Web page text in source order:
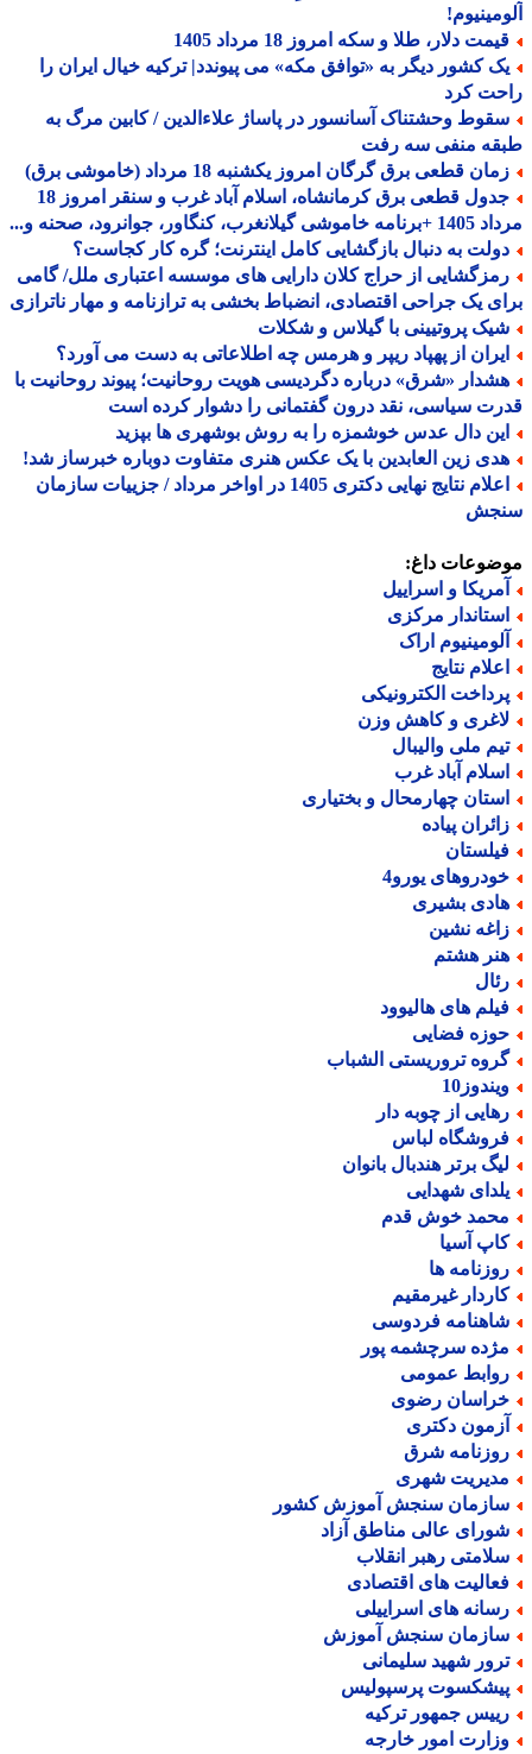
دلار، طلا و سکه امروز 18 مرداد 1405
کشور دیگر به «توافق مکه» می پیوندد| ترکیه خیال ایران را
کرد
وحشتناک آسانسور در پاساژ علاءالدین / کابین مرگ به
منفی سه رفت
قطعی برق گرگان امروز یکشنبه 18 مرداد (خاموشی برق)
جدول قطعی برق کرمانشاه، اسلام آباد غرب و سنقر امروز 18
کنگاور، جوانرود، صحنه و...
به دنبال بازگشایی کامل اینترنت؛ گره کار کجاست؟
از حراج کلان دارایی های موسسه اعتباری ملل/ گامی
یک جراحی اقتصادی، انضباط بخشی به ترازنامه و مهار ناترازی
پروتیینی با گیلاس و شکلات
از پهپاد ریپر و هرمس چه اطلاعاتی به دست می آورد؟
«شرق» درباره دگردیسی هویت روحانیت؛ پیوند روحانیت با
سیاسی، نقد درون گفتمانی را دشوار کرده است
دال عدس خوشمزه را به روش بوشهری ها بپزید
زین العابدین با یک عکس هنری متفاوت دوباره خبرساز شد!
اعلام نتایج نهایی دکتری 1405 در اواخر مرداد / جزییات سازمان
داغ:
و اسراییل
مرکزی
اراک
نتایج
الکترونیکی
و کاهش وزن
ملی والیبال
آباد غرب
چهارمحال و بختیاری
پیاده
یورو4
بشیری
نشین
هشتم
های هالیوود
فضایی
تروریستی الشباب
از چوبه دار
لباس
برتر هندبال بانوان
شهدایی
خوش قدم
آسیا
ها
غیرمقیم
فردوسی
سرچشمه پور
عمومی
رضوی
دکتری
شرق
شهری
سنجش آموزش کشور
عالی مناطق آزاد
رهبر انقلاب
های اقتصادی
های اسراییلی
سنجش آموزش
شهید سلیمانی
پرسپولیس
جمهور ترکیه
امور خارجه